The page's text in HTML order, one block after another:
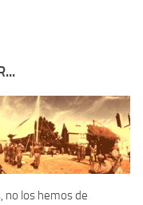
no los hemos de